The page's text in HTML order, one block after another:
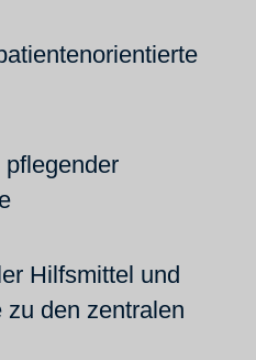
Hilfsmittel und
den zentralen